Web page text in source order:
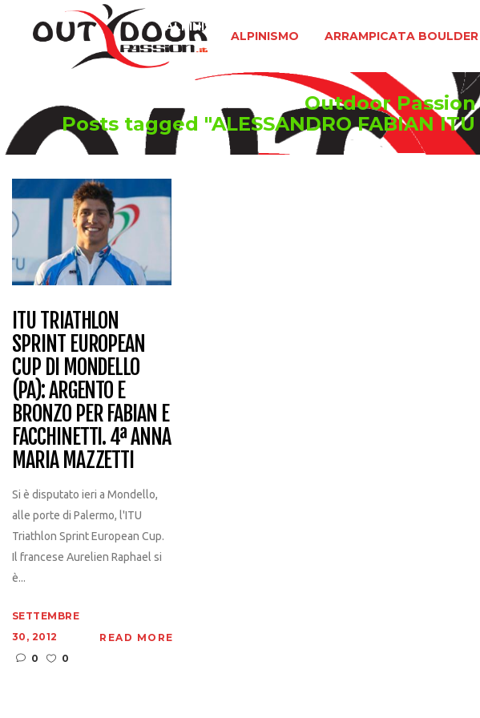
ALPINISMO ARRAMPICATA BOULDER
ALPINISMO
Outdoor
Posts tagged "ALESSANDRO FABIAN
ITU TRIATHLON
SPRINT EUROPEAN
CUP DI MONDELLO
(PA): ARGENTO E
BRONZO PER FABIAN E
FACCHINETTI. 4ª ANNA
MARIA MAZZETTI
Si è disputato ieri a Mondello,
alle porte di Palermo, l'ITU
Triathlon Sprint European Cup.
Il francese Aurelien Raphael si
è...
SETTEMBRE
30, 2012
0
0
READ MORE